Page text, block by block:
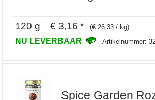
120 g € 3,16 * (€ 26,33 / kg)
NU LEVERBAAR Artikelnummer:
Spice Garden